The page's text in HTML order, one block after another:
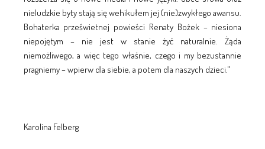
nieludzkie byty stają się wehikułem jej (nie)zwykłego awansu.
Bohaterka prześwietnej powieści Renaty Bożek – niesiona
niepojętym – nie jest w stanie żyć naturalnie. Żąda
niemożliwego, a więc tego właśnie, czego i my bezustannie
pragniemy – wpierw dla siebie, a potem dla naszych dzieci."
Karolina Felberg